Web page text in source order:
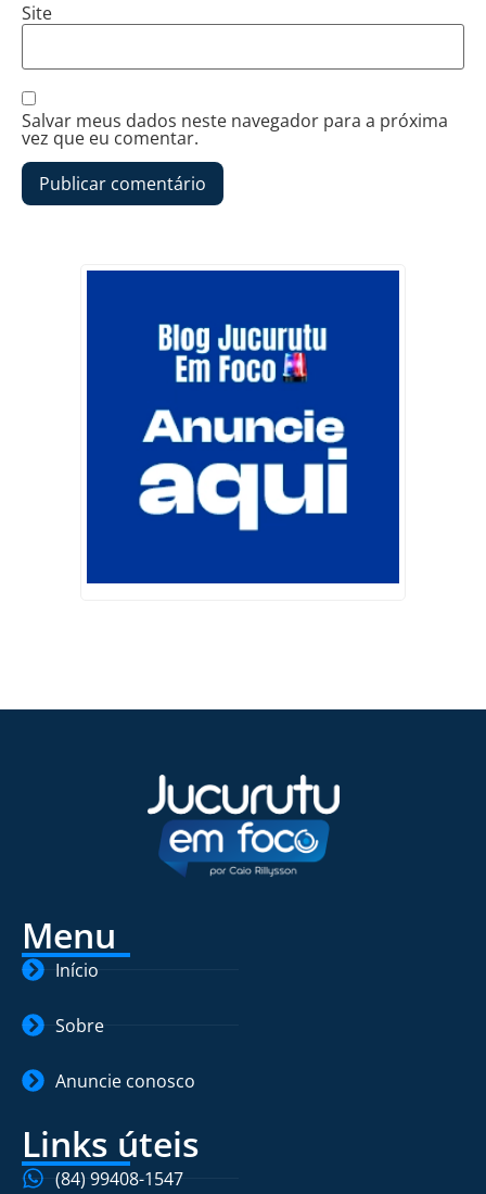
Site
Salvar meus dados neste navegador para a próxima
vez que eu comentar.
Menu
Início
Sobre
Anuncie conosco
Links úteis
(84) 99408-1547